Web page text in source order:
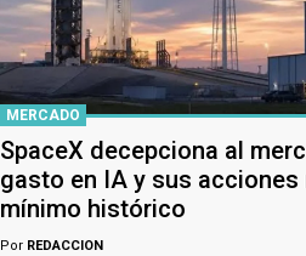
MERCADO
SpaceX decepciona al
gasto en IA y sus acciones
mínimo histórico
Por REDACCION